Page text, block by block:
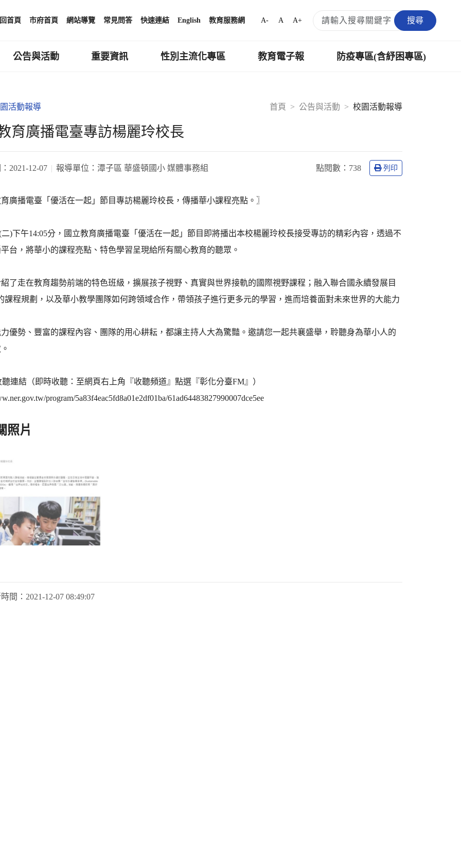
回首頁 市府首頁 網站導覽 常見問答 快速連結 English 教育服務網 A- A A+ 搜尋
公告與活動 重要資訊 性別主流化專區 教育電子報 防疫專區(含紓困專區)
首頁 公告與活動 校園活動報導
活動報導
育廣播電臺專訪楊麗玲校長
2021-12-07 報導單位： 潭子區 華盛頓國小 媒體事務組 點閱數： 738 列印
廣播電臺「優活在一起」節目專訪楊麗玲校長，傳播華小課程亮點。〗
二)下午14:05分，國立教育廣播電臺「優活在一起」節目即將播出本校楊麗玲校長接受專訪的精彩內容，透過不
台，將華小的課程亮點、特色學習呈現給所有關心教育的聽眾。
了走在教育趨勢前端的特色班級，擴展孩子視野、真實與世界接軌的國際視野課程；融入聯合國永續發展目
課程規劃，以及華小教學團隊如何跨領域合作，帶領孩子進行更多元的學習，進而培養面對未來世界的大能力
優勢、豐富的課程內容、團隊的用心耕耘，都讓主持人大為驚豔。邀請您一起共襄盛舉，聆聽身為華小人的
連結（即時收聽：至網頁右上角『收聽頻道』點選『彰化分臺FM』）
program/5a83f4eac5fd8a01e2df01ba/61ad64483827990007dce5ee
照片
間： 2021-12-07 08:49:07